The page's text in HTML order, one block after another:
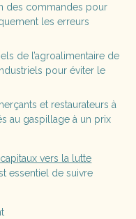
des commandes pour
les erreurs
de l’agroalimentaire de
pour éviter le
et restaurateurs à
au gaspillage à un prix
vers la lutte
essentiel de suivre